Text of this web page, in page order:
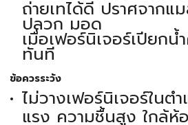
ถ่ายเทได้ดี ปราศจากแ
ปลวก มอด
เมื่อเฟอร์นิเจอร์เปียกน้
ทันที
ข้อควรระวัง
ไม่วางเฟอร์นิเจอร์ใน
แรง ความชื้นสูง ใกล้ห้